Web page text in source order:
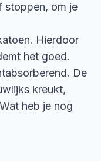
stoppen, om je
Hierdoor
het goed.
De
kreukt,
heb je nog